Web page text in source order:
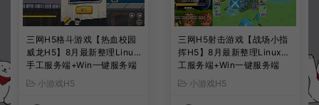
三网H5格斗游戏【热血校园
威龙H5】8月最新整理Linux
手工服务端+Win一键服务端
+解压即玩+简易安卓客户端
+详细搭建教程
小游戏H5
三网H5射击游戏【战场小指
挥H5】8月最新整理Linux手
工服务端+Win一键服务端
+解压即玩+简易安卓客户端
+详细搭建教程
小游戏H5